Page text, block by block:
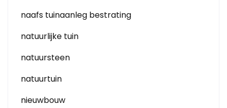
naafs tuinaanleg bestrating
natuurlijke tuin
natuursteen
natuurtuin
nieuwbouw